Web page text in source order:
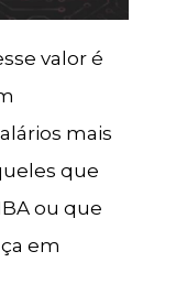
valor é
mais
que
ou que
em